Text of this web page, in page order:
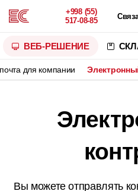
+998 (55)
517-08-85
ВЕБ-РЕШЕНИЕ
для компании
Вы можете отправлять